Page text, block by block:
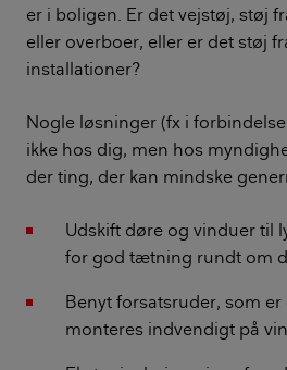
er i boligen. Er det vejstøj, støj
eller overboer, eller er det støj
installationer?
Nogle løsninger (fx i
ikke hos dig, men hos
der ting, der kan mindske
Udskift døre og vinduer til
for god tætning rundt om
Benyt forsatsruder, som
monteres indvendigt på